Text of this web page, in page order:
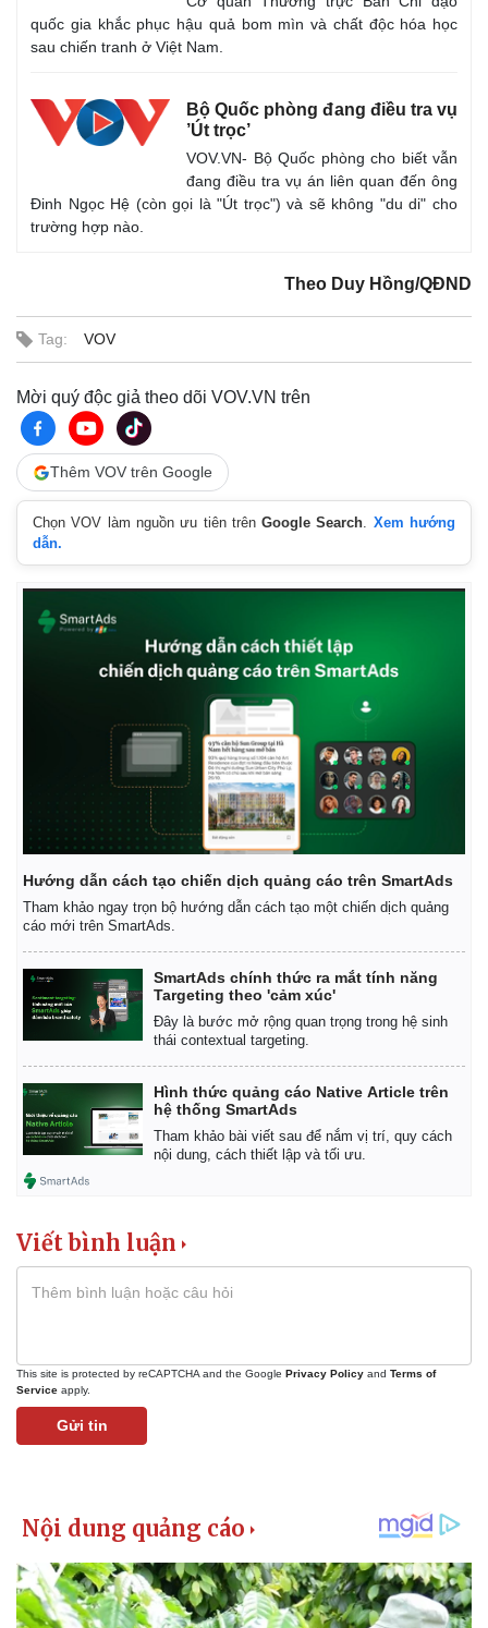
Pháp luật
Vụ án
Tin nóng
Quân sự - Quốc phòng
Vũ khí
quốc gia khắc phục hậu quả bom mìn và chất độc hóa học
sau chiến tranh ở Việt Nam.
Bộ Quốc phòng đang điều tra vụ
’Út trọc’
VOV.VN- Bộ Quốc phòng cho biết vẫn
đang điều tra vụ án liên quan đến ông
Đinh Ngọc Hệ (còn gọi là "Út trọc") và sẽ không "du di" cho
trường hợp nào.
Theo Duy Hồng/QĐND
Tag: VOV
Mời quý độc giả theo dõi VOV.VN trên
Thêm VOV trên Google
Chọn VOV làm nguồn ưu tiên trênGoogle Search. Xem hướng
dẫn.
Hướng dẫn cách tạo chiến dịch quảng cáo trên SmartAds
Tham khảo ngay trọn bộ hướng dẫn cách tạo một chiến dịch quảng
cáo mới trên SmartAds.
SmartAds chính thức ra mắt tính năng
Targeting theo 'cảm xúc'
Đây là bước mở rộng quan trọng trong hệ sinh
thái contextual targeting.
Hình thức quảng cáo Native Article trên
hệ thống SmartAds
Tham khảo bài viết sau để nắm vị trí, quy cách
nội dung, cách thiết lập và tối ưu.
Viết bình luận
This site is protected by reCAPTCHA and the Google Privacy Policy and Terms of
Service apply.
Gửi tin